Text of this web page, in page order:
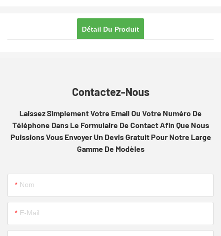
Détail Du Produit
Contactez-Nous
Laissez Simplement Votre Email Ou Votre Numéro De
Téléphone Dans Le Formulaire De Contact Afin Que Nous
Puissions Vous Envoyer Un Devis Gratuit Pour Notre Large
Gamme De Modèles
Nom
E-Mail